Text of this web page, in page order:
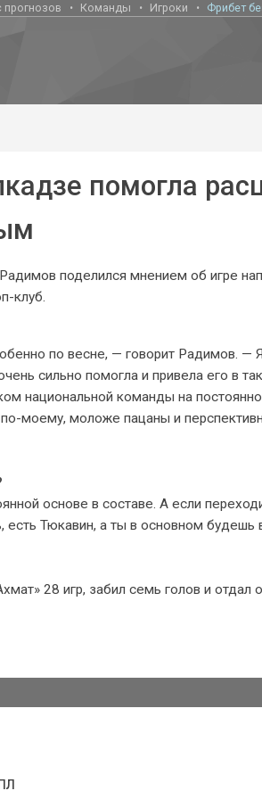
прогнозов Команды Игроки Фрибет
помогла
поделился мнением об игре
клуб.
по весне, — говорит Радимов. —
сильно помогла и привела его в
национальной команды на
моему, моложе пацаны и
основе в составе. А если
есть Тюкавин, а ты в основном будешь
28 игр, забил семь голов и отдал